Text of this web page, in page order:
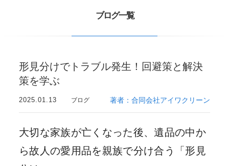
ブログ一覧
形見分けでトラブル発生！回避策と解決
策を学ぶ
2025.01.13 ブログ 著者：合同会社アイワクリーン
大切な家族が亡くなった後、遺品の中か
ら故人の愛用品を親族で分け合う「形見